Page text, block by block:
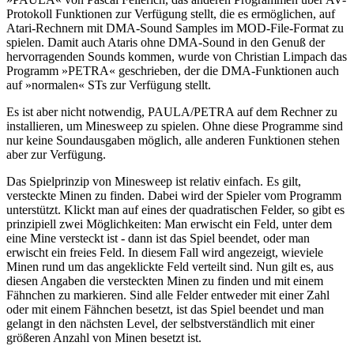
Protokoll Funktionen zur Verfügung stellt, die es ermöglichen, auf
Atari-Rechnern mit DMA-Sound Samples im MOD-File-Format zu
spielen. Damit auch Ataris ohne DMA-Sound in den Genuß der
hervorragenden Sounds kommen, wurde von Christian Limpach das
Programm »PETRA« geschrieben, der die DMA-Funktionen auch
auf »normalen« STs zur Verfügung stellt.
Es ist aber nicht notwendig, PAULA/PETRA auf dem Rechner zu
installieren, um Minesweep zu spielen. Ohne diese Programme sind
nur keine Soundausgaben möglich, alle anderen Funktionen stehen
aber zur Verfügung.
Das Spielprinzip von Minesweep ist relativ einfach. Es gilt,
versteckte Minen zu finden. Dabei wird der Spieler vom Programm
unterstützt. Klickt man auf eines der quadratischen Felder, so gibt es
prinzipiell zwei Möglichkeiten: Man erwischt ein Feld, unter dem
eine Mine versteckt ist - dann ist das Spiel beendet, oder man
erwischt ein freies Feld. In diesem Fall wird angezeigt, wieviele
Minen rund um das angeklickte Feld verteilt sind. Nun gilt es, aus
diesen Angaben die versteckten Minen zu finden und mit einem
Fähnchen zu markieren. Sind alle Felder entweder mit einer Zahl
oder mit einem Fähnchen besetzt, ist das Spiel beendet und man
gelangt in den nächsten Level, der selbstverständlich mit einer
größeren Anzahl von Minen besetzt ist.